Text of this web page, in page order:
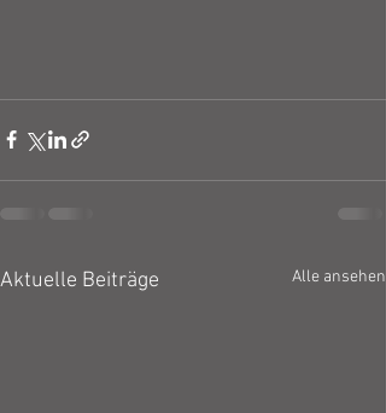
Aktuelle Beiträge Alle ansehen